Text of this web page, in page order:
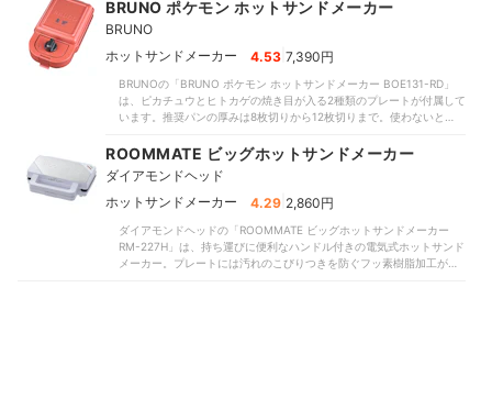
BRUNO ポケモン ホットサンドメーカー
BRUNO
ホットサンドメーカー
4.53 7,390円
BRUNOの「BRUNO ポケモン ホットサンドメーカー BOE131-RD」
は、ピカチュウとヒトカゲの焼き目が入る2種類のプレートが付属して
います。推奨パンの厚みは8枚切りから12枚切りまで。使わないとき
しっかり熱を通せており、具材の溶け具合がちょうどよいと好評だっ
た半面、食感の評価がやや分かれました。部分的にしっとりとした食
感があったため、総合的な評価は伸び悩む結果に。サクサク食感を好
む人にはやや不向きといえるでしょう。調理のしやすさも申し分のな
が、標準的な具材の量なら問題ありません。タイマー機能が搭載さ
れ、耳は隙間なく圧着される仕様です。焼き時間を気にせず調理で
き、具材もこぼれにくいでしょう。使用後のお手入れも簡単。調理プ
ROOMMATE ビッグホットサンドメーカー
ダイアモンドヘッド
ホットサンドメーカー
4.29 2,860円
ダイアモンドヘッドの「ROOMMATE ビッグホットサンドメーカー
RM-227H」は、持ち運びに便利なハンドル付きの電気式ホットサンド
メーカー。プレートには汚れのこびりつきを防ぐフッ素樹脂加工が施